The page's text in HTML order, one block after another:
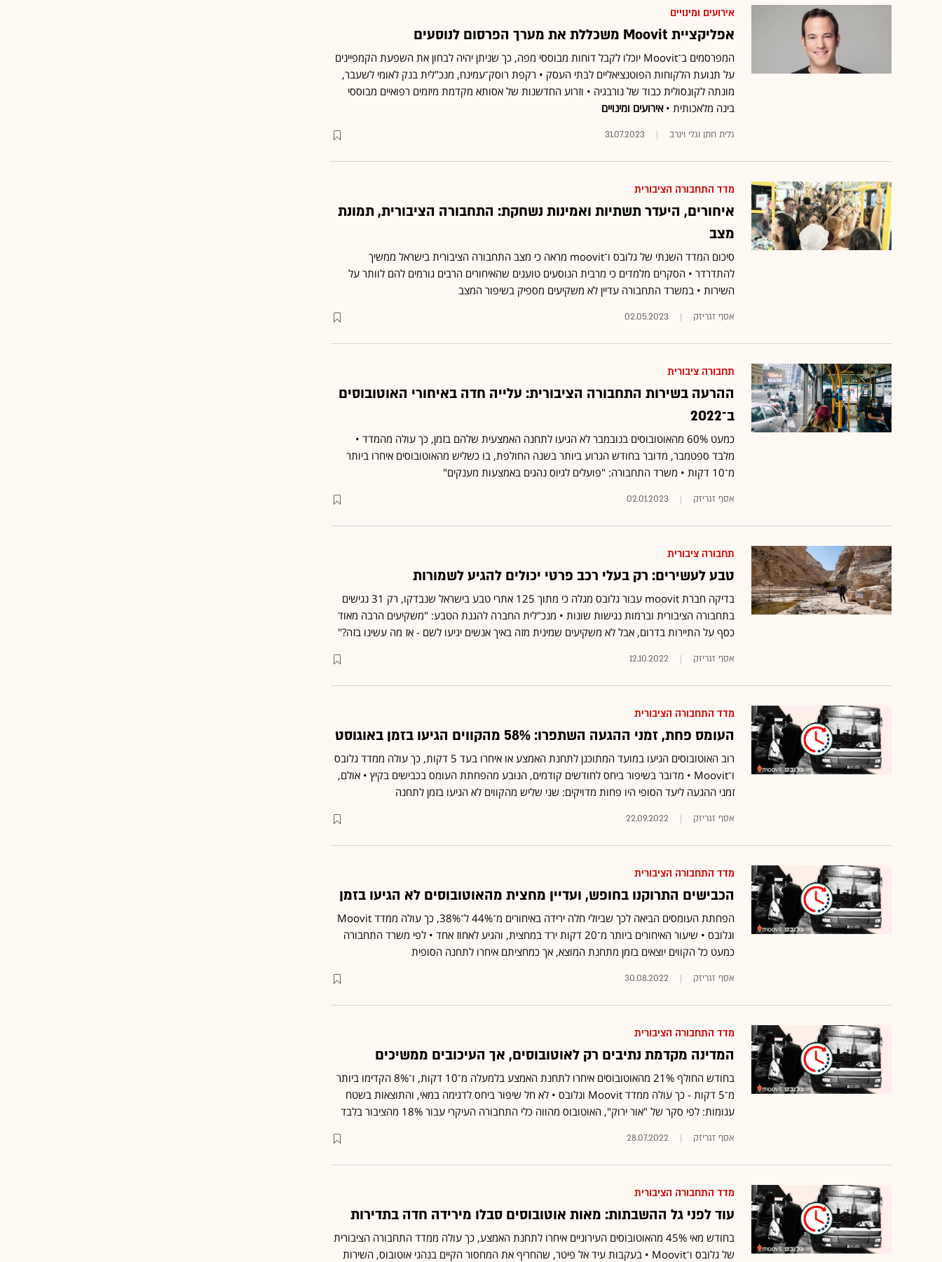
אירועים ומינויים
אפליקציית Moovit משכללת את מערך הפרסום לנוסעים
המפרסמים ב־Moovit יוכלו לקבל דוחות מבוססי מפה, כך שניתן יהיה לבחון את השפעת הקמפיינים
על תנועת הלקוחות הפוטנציאליים לבתי העסק • רקפת רוסק־עמינח, מנכ"לית בנק לאומי לשעבר,
מונתה לקונסולית כבוד של נורבגיה • וזרוע החדשנות של אסותא מקדמת מיזמים רפואיים מבוססי
בינה מלאכותית •אירועים ומינויים
גלית חתן וגלי וינרב 31.07.2023
מדד התחבורה הציבורית
איחורים, היעדר תשתיות ואמינות נשחקת: התחבורה הציבורית, תמונת
מצב
סיכום המדד השנתי של גלובס ו־moovit מראה כי מצב התחבורה הציבורית בישראל ממשיך
להתדרדר • הסקרים מלמדים כי מרבית הנוסעים טוענים שהאיחורים הרבים גורמים להם לוותר על
השירות • במשרד התחבורה עדיין לא משקיעים מספיק בשיפור המצב
אסף זגריזק 02.05.2023
תחבורה ציבורית
ההרעה בשירות התחבורה הציבורית: עלייה חדה באיחורי האוטובוסים
ב־2022
כמעט 60% מהאוטובוסים בנובמבר לא הגיעו לתחנה האמצעית שלהם בזמן, כך עולה מהמדד •
מלבד ספטמבר, מדובר בחודש הגרוע ביותר בשנה החולפת, בו כשליש מהאוטובוסים איחרו ביותר
מ־10 דקות • משרד התחבורה: "פועלים לגיוס נהגים באמצעות מענקים"
אסף זגריזק 02.01.2023
תחבורה ציבורית
טבע לעשירים: רק בעלי רכב פרטי יכולים להגיע לשמורות
בדיקה חברת moovit עבור גלובס מגלה כי מתוך 125 אתרי טבע בישראל שנבדקו, רק 31 נגישים
בתחבורה הציבורית וברמות נגישות שונות • מנכ"לית החברה להגנת הטבע: "משקיעים הרבה מאוד
כסף על התיירות בדרום, אבל לא משקיעים שמינית מזה באיך אנשים יגיעו לשם - אז מה עשינו בזה?"
אסף זגריזק 12.10.2022
מדד התחבורה הציבורית
העומס פחת, זמני ההגעה השתפרו: 58% מהקווים הגיעו בזמן באוגוסט
רוב האוטובוסים הגיעו במועד המתוכנן לתחנת האמצע או איחרו בעד 5 דקות, כך עולה ממדד גלובס
ו־Moovit • מדובר בשיפור ביחס לחודשים קודמים, הנובע מהפחתת העומס בכבישים בקיץ • אולם,
זמני ההגעה ליעד הסופי היו פחות מדויקים: שני שליש מהקווים לא הגיעו בזמן לתחנה
אסף זגריזק 22.09.2022
מדד התחבורה הציבורית
הכבישים התרוקנו בחופש, ועדיין מחצית מהאוטובוסים לא הגיעו בזמן
הפחתת העומסים הביאה לכך שביולי חלה ירידה באיחורים מ־44% ל־38%, כך עולה ממדד Moovit
וגלובס • שיעור האיחורים ביותר מ־20 דקות ירד במחצית, והגיע לאחוז אחד • לפי משרד התחבורה
כמעט כל הקווים יוצאים בזמן מתחנת המוצא, אך כמחציתם איחרו לתחנה הסופית
אסף זגריזק 30.08.2022
מדד התחבורה הציבורית
המדינה מקדמת נתיבים רק לאוטובוסים, אך העיכובים ממשיכים
בחודש החולף 21% מהאוטובוסים איחרו לתחנת האמצע בלמעלה מ־10 דקות, ו־8% הקדימו ביותר
מ־5 דקות - כך עולה ממדד Moovit וגלובס • לא חל שיפור ביחס לדגימה במאי, והתוצאות בשטח
עגומות: לפי סקר של "אור ירוק", האוטובוס מהווה כלי התחבורה העיקרי עבור 18% מהציבור בלבד
אסף זגריזק 28.07.2022
מדד התחבורה הציבורית
עוד לפני גל ההשבתות: מאות אוטובוסים סבלו מירידה חדה בתדירות
בחודש מאי 45% מהאוטובוסים העירוניים איחרו לתחנת האמצע, כך עולה ממדד התחבורה הציבורית
של גלובס ו־Moovit • בעקבות עיד אל פיטר, שהחריף את המחסור הקיים בנהגי אוטובוס, השירות